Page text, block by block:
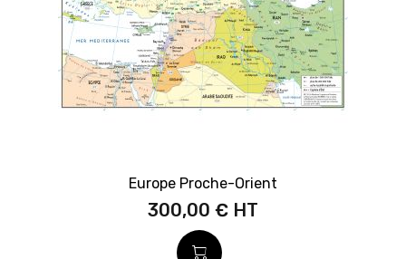
Europe Proche-Orient
300,00 €